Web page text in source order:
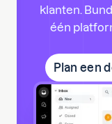
klanten.
één
Plan een